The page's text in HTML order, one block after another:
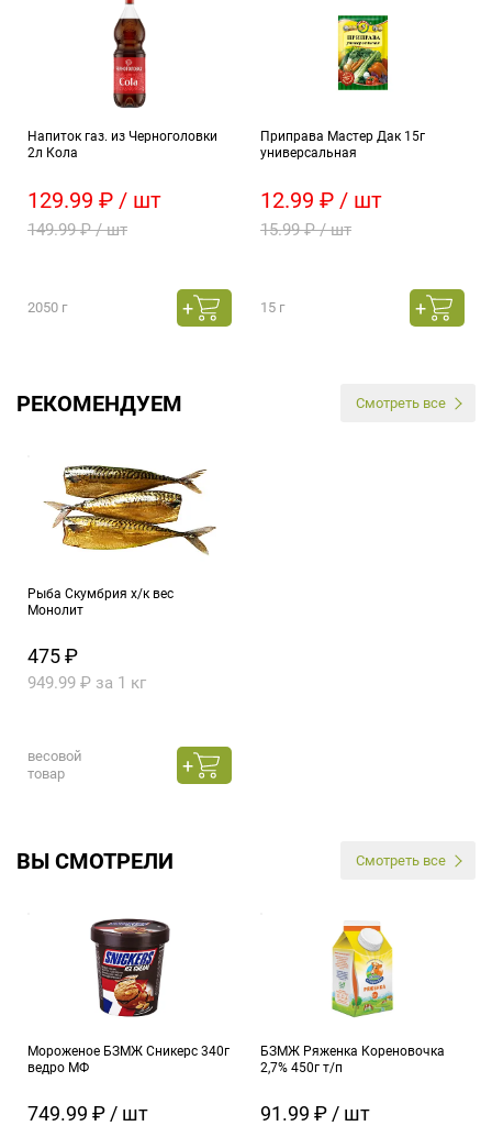
Напиток газ. из Черноголовки
2л Кола
129.99 ₽ / шт
149.99 ₽ / шт
2050 г
Приправа Мастер Дак 15г
универсальная
12.99 ₽ / шт
15.99 ₽ / шт
15 г
РЕКОМЕНДУЕМ Смотреть все
Рыба Скумбрия х/к вес
Монолит
475 ₽
949.99 ₽ за 1 кг
весовой
товар
ВЫ СМОТРЕЛИ Смотреть все
Мороженое БЗМЖ Сникерс 340г
ведро МФ
749.99 ₽ / шт
БЗМЖ Ряженка Кореновочка
2,7% 450г т/п
91.99 ₽ / шт